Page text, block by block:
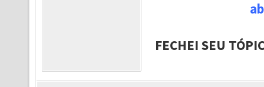
FECHEI SEU